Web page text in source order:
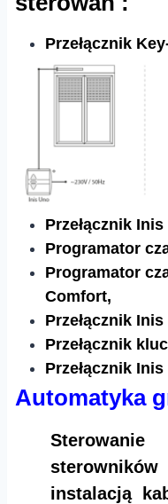
Przełącznik
Przełącznik Inis
Programator
Programator
Comfort,
Przełącznik Inis
Przełącznik
Przełącznik Inis
Automatyka
instalacją